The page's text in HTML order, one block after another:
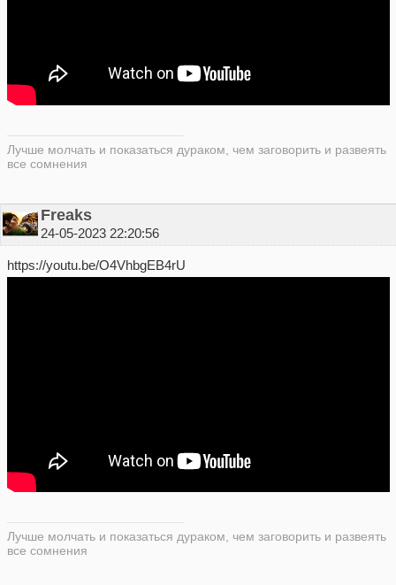
Лучше молчать и показаться дураком, чем заговорить и развеять
все сомнения
Freaks
24-05-2023 22:20:56
https://youtu.be/O4VhbgEB4rU
Лучше молчать и показаться дураком, чем заговорить и развеять
все сомнения